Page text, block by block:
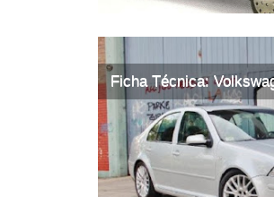
Ficha Técnica: